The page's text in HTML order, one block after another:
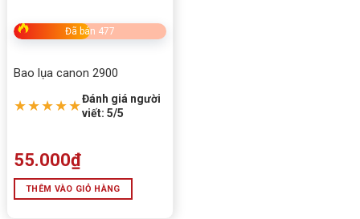
Đã bán 477
Bao lụa canon 2900
★★★★★Đánh giá người
viết: 5/5
55.000₫
THÊM VÀO GIỎ HÀNG